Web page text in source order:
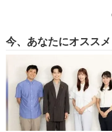
今、あなたにオススメ